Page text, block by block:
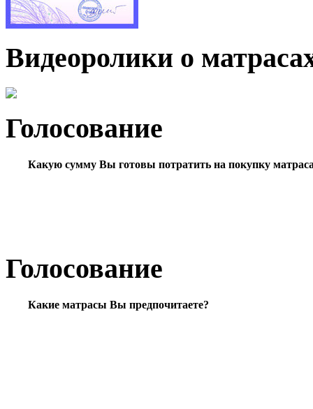
Видеоролики о
Голосование
Какую сумму Вы готовы потратить на покупку
Голосование
Какие матрасы Вы предпочитаете?